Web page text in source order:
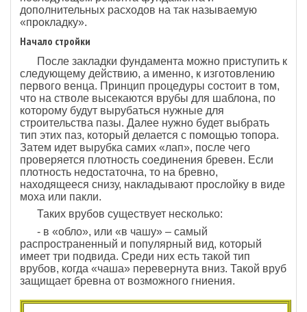
дополнительных расходов на так называемую
«прокладку».
Начало стройки
После закладки фундамента можно приступить к
следующему действию, а именно, к изготовлению
первого венца. Принцип процедуры состоит в том,
что на стволе высекаются врубы для шаблона, по
которому будут вырубаться нужные для
строительства пазы. Далее нужно будет выбрать
тип этих паз, который делается с помощью топора.
Затем идет вырубка самих «лап», после чего
проверяется плотность соединения бревен. Если
плотность недостаточна, то на бревно,
находящееся снизу, накладывают прослойку в виде
моха или пакли.
Таких врубов существует несколько:
- в «обло», или «в чашу» – самый
распространенный и популярный вид, который
имеет три подвида. Среди них есть такой тип
врубов, когда «чаша» перевернута вниз. Такой вруб
защищает бревна от возможного гниения.